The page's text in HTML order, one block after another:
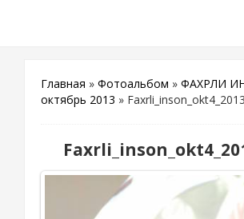
Главная » Фотоальбом » ФАХРЛИ
октябрь 2013 »